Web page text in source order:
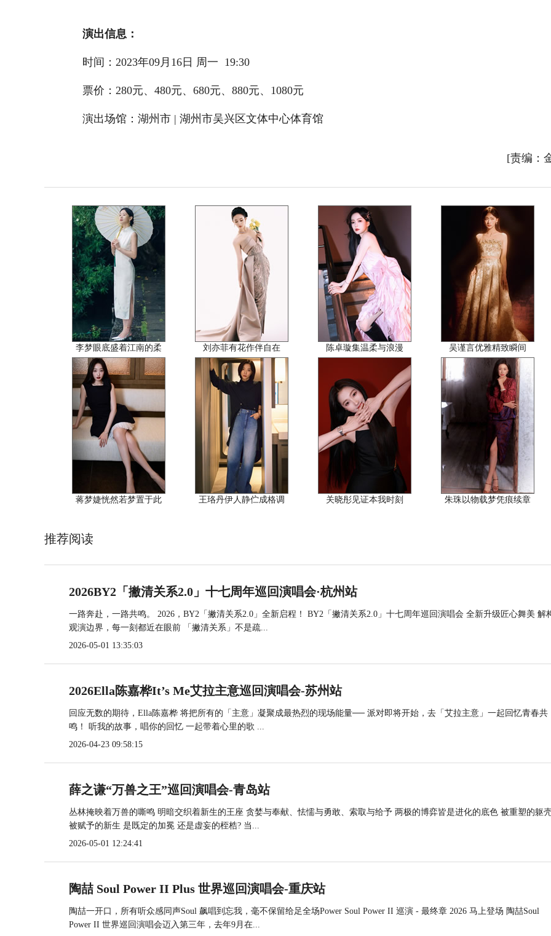
演出信息：
时间：2023年09月16日 周一 19:30
票价：280元、480元、680元、880元、1080元
演出场馆：湖州市 | 湖州市吴兴区文体中心体育馆
[责编：
李梦眼底盛着江南的柔 刘亦菲有花作伴自在 陈卓璇集温柔与浪漫 吴谨言优雅精致瞬间
蒋梦婕恍然若梦置于此 王珞丹伊人静伫成格调 关晓彤见证本我时刻 朱珠以物载梦凭痕续章
推荐阅读
2026BY2「撇清关系2.0」十七周年巡回演唱会·杭州站
一路奔赴，一路共鸣。 2026，BY2「撇清关系2.0」全新启程！ BY2「撇清关系2.0」十七周年巡回演唱会 全新升级匠心舞美 解
观演边界，每一刻都近在眼前 「撇清关系」不是疏...
2026-05-01 13:35:03
2026Ella陈嘉桦It’s Me艾拉主意巡回演唱会-苏州站
回应无数的期待，Ella陈嘉桦 将把所有的「主意」凝聚成最热烈的现场能量── 派对即将开始，去「艾拉主意」一起回忆青春共
鸣！ 听我的故事，唱你的回忆 一起带着心里的歌 ...
2026-04-23 09:58:15
薛之谦“万兽之王”巡回演唱会-青岛站
丛林掩映着万兽的嘶鸣 明暗交织着新生的王座 贪婪与奉献、怯懦与勇敢、索取与给予 两极的博弈皆是进化的底色 被重塑的躯
被赋予的新生 是既定的加冕 还是虚妄的桎梏? 当...
2026-05-01 12:24:41
陶喆 Soul Power II Plus 世界巡回演唱会-重庆站
陶喆一开口，所有听众感同声Soul 飙唱到忘我，毫不保留给足全场Power Soul Power II 巡演 - 最终章 2026 马上登场 陶喆Soul
Power II 世界巡回演唱会迈入第三年，去年9月在...